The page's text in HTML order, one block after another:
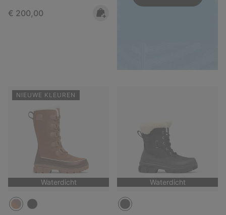
Regular price:
€ 200,00
NIEUWE KLEUREN
Waterdicht Waterdicht